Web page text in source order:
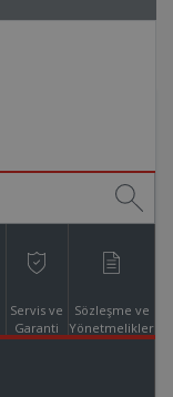
Servis ve
Garanti
Sözleşme ve
Yönetmelikler